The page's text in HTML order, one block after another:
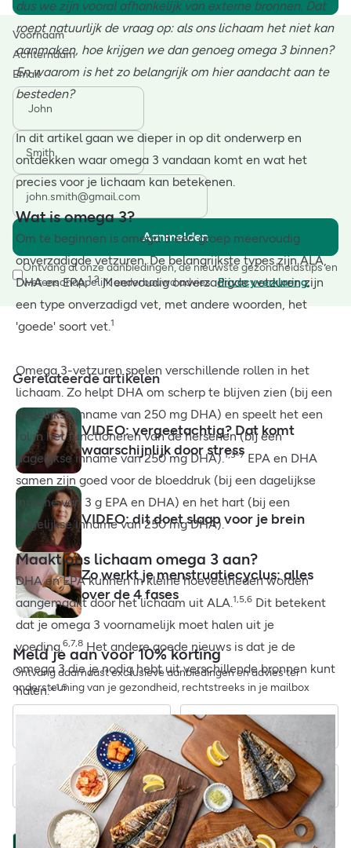
dus we zijn vooral afhankelijk van externe bronnen. Dat
roept natuurlijk de vraag op: als ons lichaam het niet kan
aanmaken, hoe krijgen we dan genoeg omega 3 binnen?
En waarom is het zo belangrijk om hier aandacht aan te
besteden?
In dit artikel gaan we dieper in op dit onderwerp en
ontdekken waar omega 3 vandaan komt en wat het
precies voor je lichaam kan betekenen.
Wat is omega 3?
Om te beginnen is omega 3 een groep meervoudig
onverzadigde vetzuren. De belangrijkste types zijn ALA,
DHA en EPA.1,2Meervoudig onverzadigde vetzuren zijn
een type onverzadigd vet, met andere woorden, het
'goede' soort vet.1
Omega 3-vetzuren spelen verschillende rollen in het
lichaam. Zo helpt DHA om scherp te blijven zien (bij een
dagelijkse inname van 250 mg DHA) en speelt het een
rol in het functioneren van de hersenen (bij een
dagelijkse inname van 250 mg DHA).1,3-7 EPA en DHA
samen zijn goed voor de bloeddruk (bij een dagelijkse
inname van 3 g EPA en DHA) en het hart (bij een
dagelijkse inname van 250 mg DHA).
Maakt ons lichaam omega 3 aan?
DHA en EPA kunnen in kleine hoeveelheden worden
aangemaakt door het lichaam uit ALA.1,5,6 Dit betekent
dat je omega 3 voornamelijk moet halen uit je
voeding.6,7,8 Het andere goede nieuws is dat je de
omega 3 die je nodig hebt uit verschillende bronnen kunt
halen.*1,5
Voornaam
Achternaam
Email
Aanmelden
Ontvang al onze aanbiedingen, de nieuwste gezondheidstips en
wetenschappelijk onderbouwd advies. Privacyverklaring.
Gerelateerde artikelen
VIDEO: vergeetachtig? Dat komt
waarschijnlijk door stress
VIDEO: dit doet slaap voor je brein
Zo werkt je menstruatiecyclus: alles
over de 4 fases
Meld je aan voor 10% korting
Ontvang daarnaast exclusieve aanbiedingen en advies ter
ondersteuning van je gezondheid, rechtstreeks in je mailbox
Voornaam Achternaam
Ontvang al onze aanbiedingen, de nieuwste gezondheidstips